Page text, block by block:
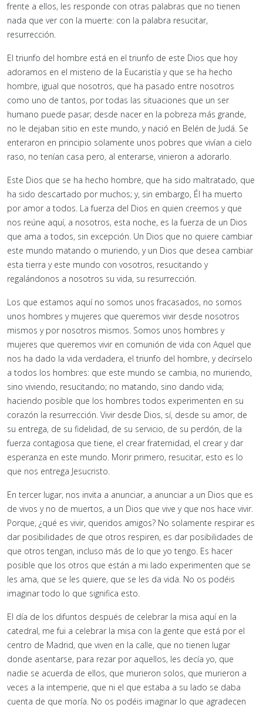
frente a ellos, les responde con otras palabras que no tienen
nada que ver con la muerte: con la palabra resucitar,
resurrección.
El triunfo del hombre está en el triunfo de este Dios que hoy
adoramos en el misterio de la Eucaristía y que se ha hecho
hombre, igual que nosotros, que ha pasado entre nosotros
como uno de tantos, por todas las situaciones que un ser
humano puede pasar; desde nacer en la pobreza más grande,
no le dejaban sitio en este mundo, y nació en Belén de Judá. Se
enteraron en principio solamente unos pobres que vivían a cielo
raso, no tenían casa pero, al enterarse, vinieron a adorarlo.
Este Dios que se ha hecho hombre, que ha sido maltratado, que
ha sido descartado por muchos; y, sin embargo, Él ha muerto
por amor a todos. La fuerza del Dios en quien creemos y que
nos reúne aquí, a nosotros, esta noche, es la fuerza de un Dios
que ama a todos, sin excepción. Un Dios que no quiere cambiar
este mundo matando o muriendo, y un Dios que desea cambiar
esta tierra y este mundo con vosotros, resucitando y
regalándonos a nosotros su vida, su resurrección.
Los que estamos aquí no somos unos fracasados, no somos
unos hombres y mujeres que queremos vivir desde nosotros
mismos y por nosotros mismos. Somos unos hombres y
mujeres que queremos vivir en comunión de vida con Aquel que
nos ha dado la vida verdadera, el triunfo del hombre, y decírselo
a todos los hombres: que este mundo se cambia, no muriendo,
sino viviendo, resucitando; no matando, sino dando vida;
haciendo posible que los hombres todos experimenten en su
corazón la resurrección. Vivir desde Dios, sí, desde su amor, de
su entrega, de su fidelidad, de su servicio, de su perdón, de la
fuerza contagiosa que tiene, el crear fraternidad, el crear y dar
esperanza en este mundo. Morir primero, resucitar, esto es lo
que nos entrega Jesucristo.
En tercer lugar, nos invita a anunciar, a anunciar a un Dios que es
de vivos y no de muertos, a un Dios que vive y que nos hace vivir.
Porque, ¿qué es vivir, queridos amigos? No solamente respirar es
dar posibilidades de que otros respiren, es dar posibilidades de
que otros tengan, incluso más de lo que yo tengo. Es hacer
posible que los otros que están a mi lado experimenten que se
les ama, que se les quiere, que se les da vida. No os podéis
imaginar todo lo que significa esto.
El día de los difuntos después de celebrar la misa aquí en la
catedral, me fui a celebrar la misa con la gente que está por el
centro de Madrid, que viven en la calle, que no tienen lugar
donde asentarse, para rezar por aquellos, les decía yo, que
nadie se acuerda de ellos, que murieron solos, que murieron a
veces a la intemperie, que ni el que estaba a su lado se daba
cuenta de que moría. No os podéis imaginar lo que agradecen